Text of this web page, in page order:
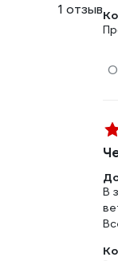
1 отзыв
В